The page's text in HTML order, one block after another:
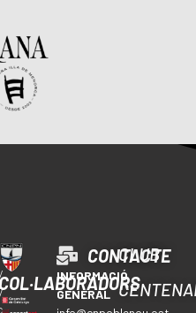
CONTACTE
INFORMACIÓ
GENERAL
CLUB